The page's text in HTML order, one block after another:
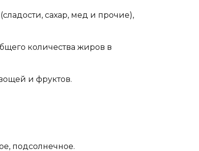
сахар, мед и прочие),
количества жиров в
и фруктов.
подсолнечное.